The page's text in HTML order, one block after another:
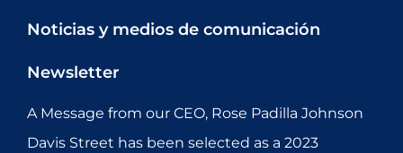
Noticias y medios de comunicación
Newsletter
A Message from our CEO, Rose Padilla Johnson
Davis Street has been selected as a 2023